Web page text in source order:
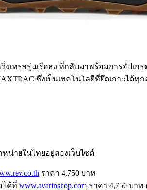
าวิ่งเทรลรุ่นเรือธง ที่กลับมาพร้อมการอัป
ซึ่งเป็นเทคโนโลยีที่ยึดเกาะได้
ำหน่ายในไทยอยู่สองเว็บไซต์
ราคา 4,750 บาท
ได้ที่ www.avarinshop.com ราคา 4,750 บาท